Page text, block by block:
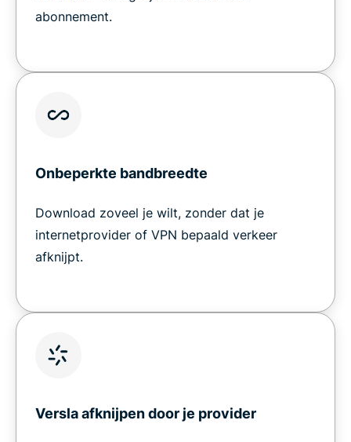
abonnement.
Onbeperkte bandbreedte
Download zoveel je wilt, zonder dat je
internetprovider of VPN bepaald verkeer
afknijpt.
Versla afknijpen door je provider